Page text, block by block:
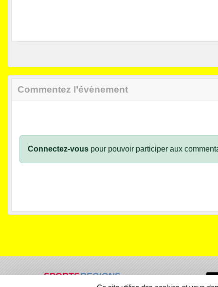
Commentez l’évènement
Connectez-vous pour pouvoir participer aux
SPORTSREGIONS